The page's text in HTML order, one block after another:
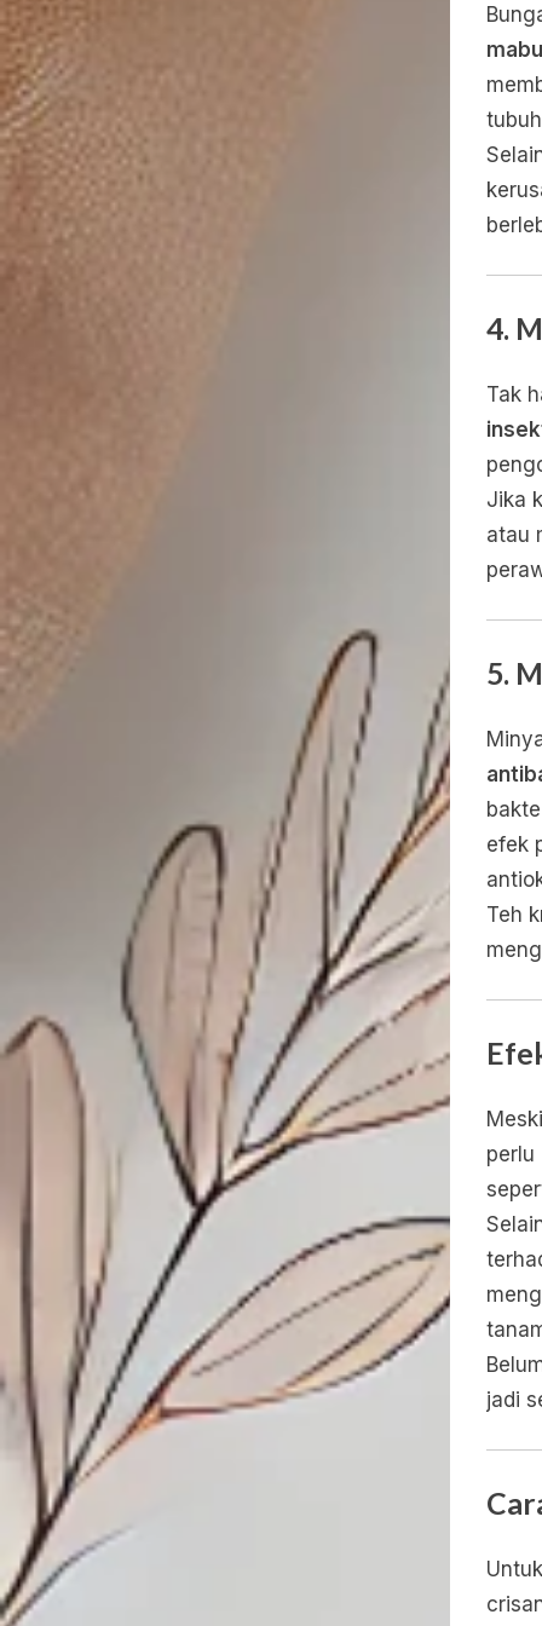
4.
Tak
Jika
atau
5.
efek
Teh
perlu
jadi